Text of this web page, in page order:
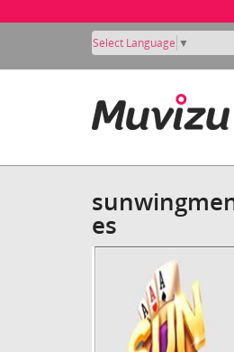
Select Language ▼
es